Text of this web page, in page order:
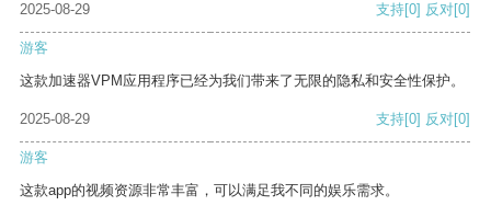
2025-08-29 支持[0] 反对[0]
游客
这款加速器VPM应用程序已经为我们带来了无限的隐私和安全性保护。
2025-08-29 支持[0] 反对[0]
游客
这款app的视频资源非常丰富，可以满足我不同的娱乐需求。